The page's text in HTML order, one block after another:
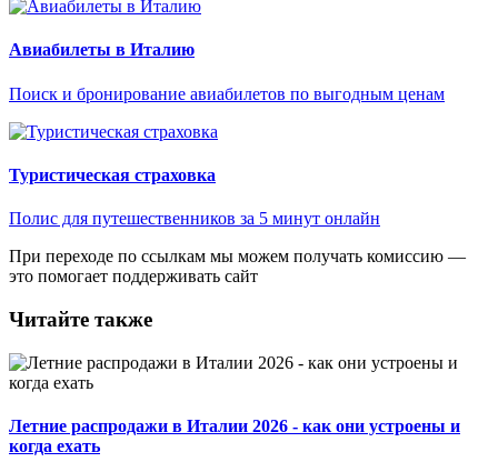
Авиабилеты в Италию
Поиск и бронирование авиабилетов по выгодным ценам
Туристическая страховка
Полис для путешественников за 5 минут онлайн
При переходе по ссылкам мы можем получать комиссию —
это помогает поддерживать сайт
Читайте также
Летние распродажи в Италии 2026 - как они устроены и
когда ехать